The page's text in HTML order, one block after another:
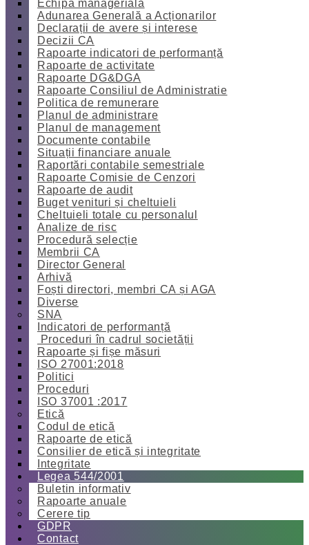
Echipa managerială
Adunarea Generală a Acționarilor
Declarații de avere și interese
Decizii CA
Rapoarte indicatori de performanță
Rapoarte de activitate
Rapoarte DG&DGA
Rapoarte Consiliul de Administratie
Politica de remunerare
Planul de administrare
Planul de management
Documente contabile
Situații financiare anuale
Raportări contabile semestriale
Rapoarte Comisie de Cenzori
Rapoarte de audit
Buget venituri și cheltuieli
Cheltuieli totale cu personalul
Analize de risc
Procedură selecție
Membrii CA
Director General
Arhivă
Foști directori, membri CA și AGA
Diverse
SNA
Indicatori de performanță
Proceduri în cadrul societății
Rapoarte și fișe măsuri
ISO 27001:2018
Politici
Proceduri
ISO 37001 :2017
Etică
Codul de etică
Rapoarte de etică
Consilier de etică și integritate
Integritate
Legea 544/2001
Buletin informativ
Rapoarte anuale
Cerere tip
GDPR
Contact